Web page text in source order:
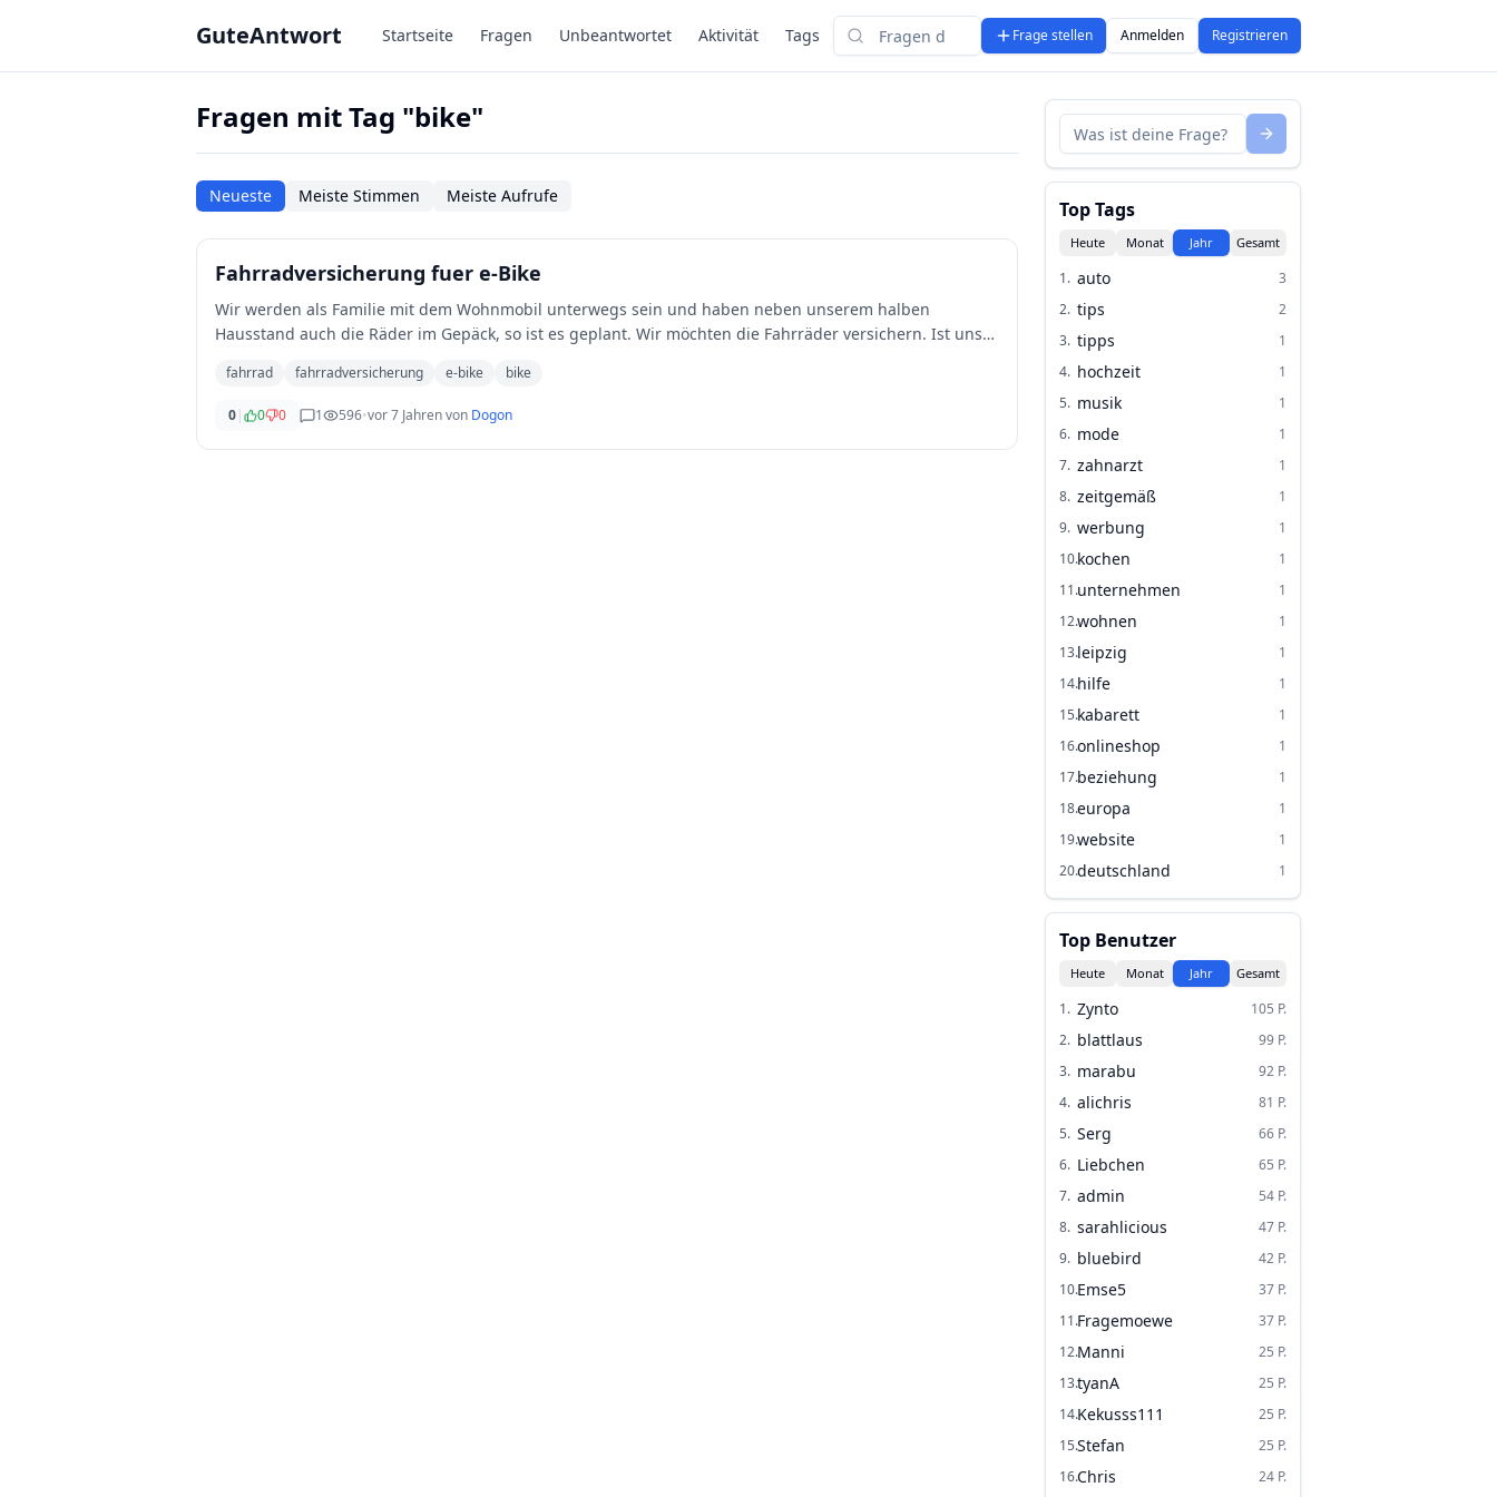
GuteAntwort Startseite Fragen Unbeantwortet Aktivität Tags
Suchen
Frage stellen Anmelden Registrieren
Fragen mit Tag "bike"
Neueste Meiste Stimmen Meiste Aufrufe
Fahrradversicherung fuer e-Bike
Wir werden als Familie mit dem Wohnmobil unterwegs sein und haben neben unserem halben
Hausstand auch die Räder im Gepäck, so ist es geplant. Wir möchten die Fahrräder versichern. Ist uns
fahrrad fahrradversicherung e-bike bike
0| 0 0 1 596•vor 7 Jahrenvon Dogon
Top Tags
Heute Monat Jahr Gesamt
1. auto
3
2. tips
2
3. tipps
1
4. hochzeit
1
5. musik
1
6. mode
1
7. zahnarzt
1
8. zeitgemäß
1
9. werbung
1
10.kochen
1
11.unternehmen
1
12.wohnen
1
13.leipzig
1
14.hilfe
1
15.kabarett
1
16.onlineshop
1
17.beziehung
1
18.europa
1
19.website
1
20.deutschland 1
Top Benutzer
Heute Monat Jahr Gesamt
1. Zynto 105 P.
2. blattlaus 99 P.
3. marabu 92 P.
4. alichris 81 P.
5. Serg 66 P.
6. Liebchen 65 P.
7. admin 54 P.
8. sarahlicious 47 P.
9. bluebird 42 P.
10.Emse5 37 P.
11.Fragemoewe 37 P.
12.Manni 25 P.
13.tyanA 25 P.
14.Kekusss111 25 P.
15.Stefan 25 P.
16.Chris 24 P.